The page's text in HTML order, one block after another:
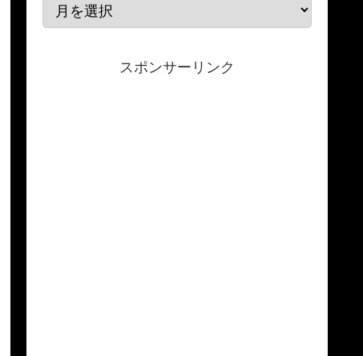
スポンサーリンク